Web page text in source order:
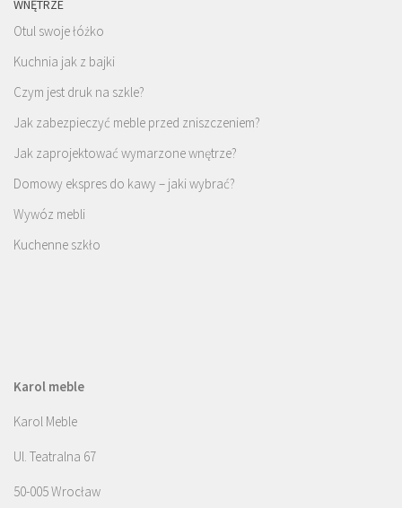
WNĘTRZE
Otul swoje łóżko
Kuchnia jak z bajki
Czym jest druk na szkle?
Jak zabezpieczyć meble przed zniszczeniem?
Jak zaprojektować wymarzone wnętrze?
Domowy ekspres do kawy – jaki wybrać?
Wywóz mebli
Kuchenne szkło
Karol meble
Karol Meble
Ul. Teatralna 67
50-005 Wrocław